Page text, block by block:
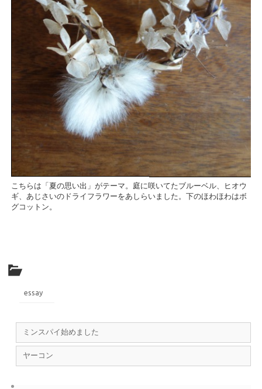
こちらは「夏の思い出」がテーマ。庭に咲いてたブルーベル、ヒオウ
ギ、あじさいのドライフラワーをあしらいました。下のほわほわはボ
グコットン。
essay
ミンスパイ始めました
ヤーコン